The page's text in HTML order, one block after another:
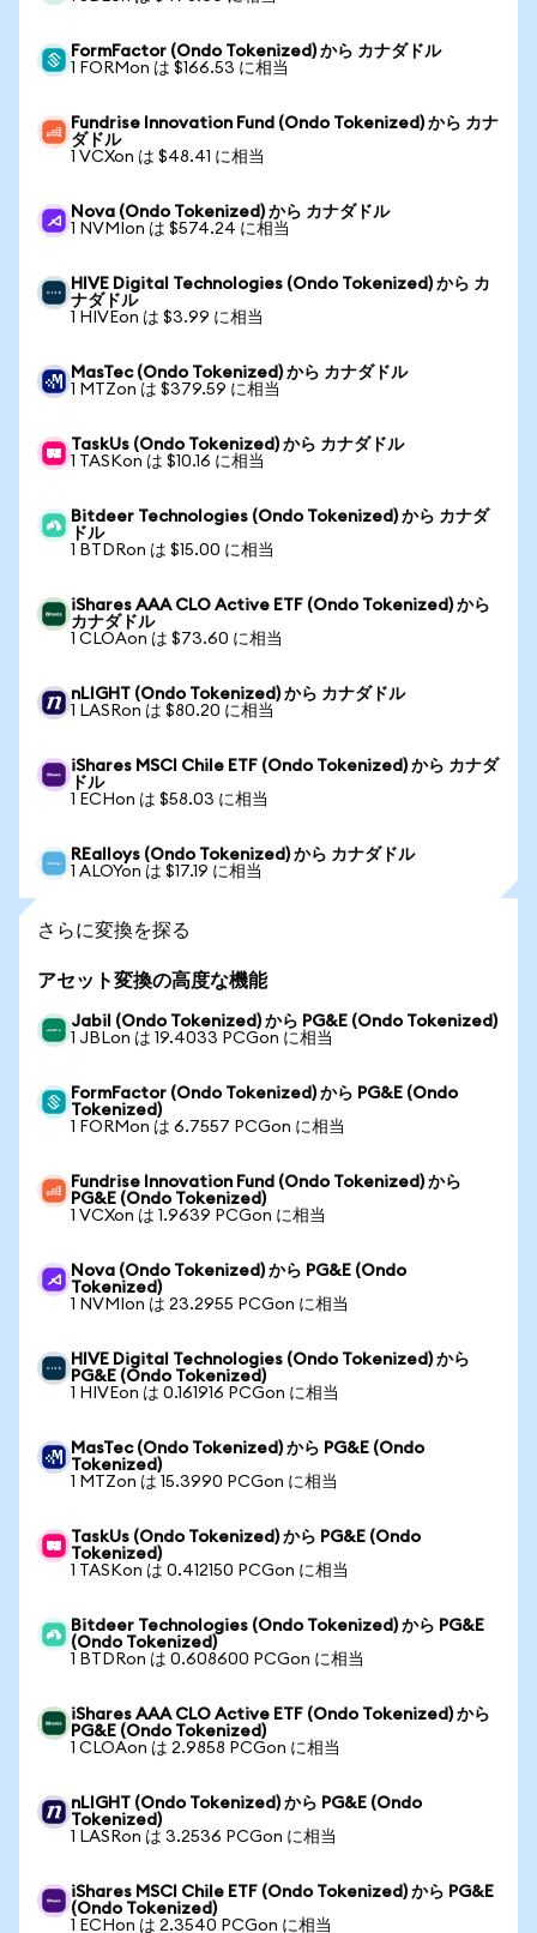
FormFactor (Ondo Tokenized) から カナダドル
1 FORMon は $166.53 に相当
Fundrise Innovation Fund (Ondo Tokenized) から カナ
ダドル
1 VCXon は $48.41 に相当
Nova (Ondo Tokenized) から カナダドル
1 NVMIon は $574.24 に相当
HIVE Digital Technologies (Ondo Tokenized) から カ
ナダドル
1 HIVEon は $3.99 に相当
MasTec (Ondo Tokenized) から カナダドル
1 MTZon は $379.59 に相当
TaskUs (Ondo Tokenized) から カナダドル
1 TASKon は $10.16 に相当
Bitdeer Technologies (Ondo Tokenized) から カナダ
ドル
1 BTDRon は $15.00 に相当
iShares AAA CLO Active ETF (Ondo Tokenized) から
カナダドル
1 CLOAon は $73.60 に相当
nLIGHT (Ondo Tokenized) から カナダドル
1 LASRon は $80.20 に相当
iShares MSCI Chile ETF (Ondo Tokenized) から カナダ
ドル
1 ECHon は $58.03 に相当
REalloys (Ondo Tokenized) から カナダドル
1 ALOYon は $17.19 に相当
さらに変換を探る
アセット変換の高度な機能
Jabil (Ondo Tokenized) から PG&E (Ondo Tokenized)
1 JBLon は 19.4033 PCGon に相当
FormFactor (Ondo Tokenized) から PG&E (Ondo
Tokenized)
1 FORMon は 6.7557 PCGon に相当
Fundrise Innovation Fund (Ondo Tokenized) から
PG&E (Ondo Tokenized)
1 VCXon は 1.9639 PCGon に相当
Nova (Ondo Tokenized) から PG&E (Ondo
Tokenized)
1 NVMIon は 23.2955 PCGon に相当
HIVE Digital Technologies (Ondo Tokenized) から
PG&E (Ondo Tokenized)
1 HIVEon は 0.161916 PCGon に相当
MasTec (Ondo Tokenized) から PG&E (Ondo
Tokenized)
1 MTZon は 15.3990 PCGon に相当
TaskUs (Ondo Tokenized) から PG&E (Ondo
Tokenized)
1 TASKon は 0.412150 PCGon に相当
Bitdeer Technologies (Ondo Tokenized) から PG&E
(Ondo Tokenized)
1 BTDRon は 0.608600 PCGon に相当
iShares AAA CLO Active ETF (Ondo Tokenized) から
PG&E (Ondo Tokenized)
1 CLOAon は 2.9858 PCGon に相当
nLIGHT (Ondo Tokenized) から PG&E (Ondo
Tokenized)
1 LASRon は 3.2536 PCGon に相当
iShares MSCI Chile ETF (Ondo Tokenized) から PG&E
(Ondo Tokenized)
1 ECHon は 2.3540 PCGon に相当